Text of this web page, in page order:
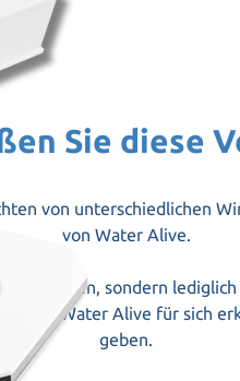
Sie diese
von unterschiedlichen
von Water Alive.
machen, sondern
von Water Alive für sich
geben.